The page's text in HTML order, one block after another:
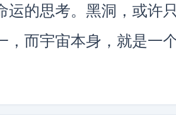
运的思考。黑洞，或许
，而宇宙本身，就是一